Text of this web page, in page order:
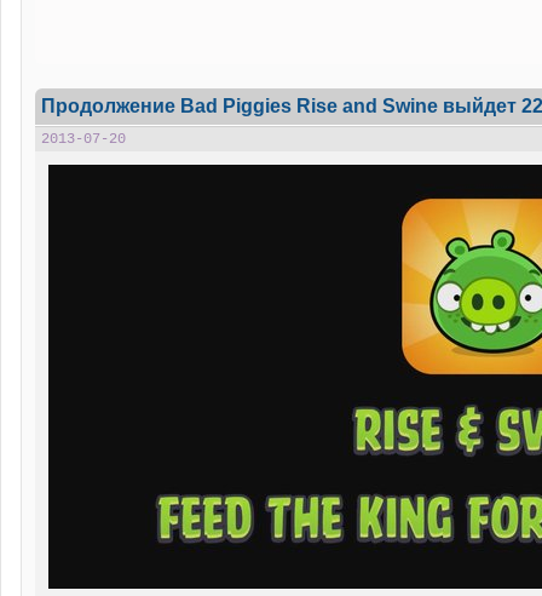
Продолжение Bad Piggies Rise and Swine выйдет
2013-07-20